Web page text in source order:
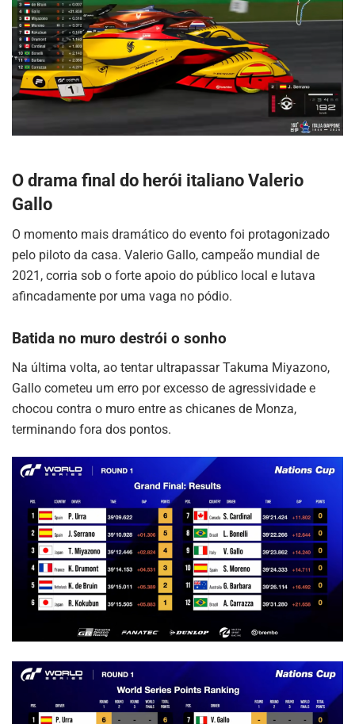
O drama final do herói italiano Valerio
Gallo
O momento mais dramático do evento foi protagonizado
pelo piloto da casa. Valerio Gallo, campeão mundial de
2021, corria sob o forte apoio do público local e lutava
afincadamente por uma vaga no pódio.
Batida no muro destrói o sonho
Na última volta, ao tentar ultrapassar Takuma Miyazono,
Gallo cometeu um erro por excesso de agressividade e
chocou contra o muro entre as chicanes de Monza,
terminando fora dos pontos.